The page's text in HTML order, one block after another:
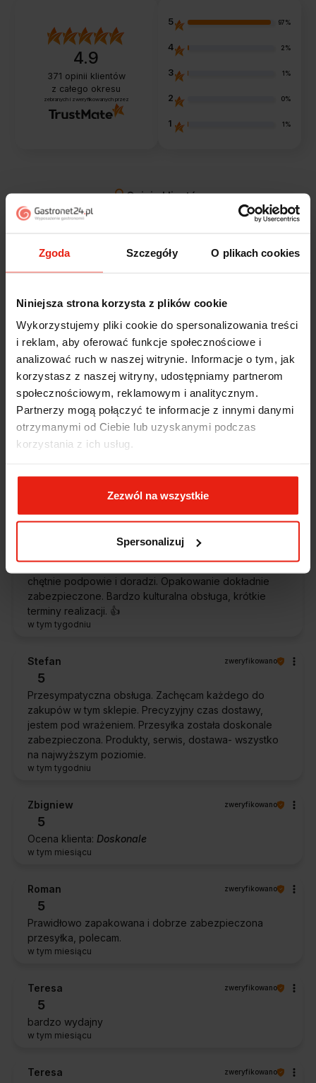
Zgoda Szczegóły O plikach cookies
Niniejsza strona korzysta z plików cookie
Wykorzystujemy pliki cookie do spersonalizowania treści
i reklam, aby oferować funkcje społecznościowe i
analizować ruch w naszej witrynie. Informacje o tym, jak
korzystasz z naszej witryny, udostępniamy partnerom
społecznościowym, reklamowym i analitycznym.
Partnerzy mogą połączyć te informacje z innymi danymi
otrzymanymi od Ciebie lub uzyskanymi podczas
korzystania z ich usług.
Zezwól na wszystkie
Spersonalizuj
4.9
371 opinii klientów
z całego okresu
zebranych i zweryfikowanych przez
5 97%
4 2%
3 1%
2 0%
1 1%
Opinie klientów
5
Jestem zaskoczona, że ta paczka dotarła do mnie tak
szybko. Paczka dotarła cała i zdrowa. Szybko,
sprawnie, bez problemów. Bardzo pomocna obsługa
dzisiaj
Magdalena zweryfikowano
5
Ekspresowa realizacja zamówienia. Towar zgodny z
Ekspresowa dostawa, super. Obsługa bardzo pomocna,
chętnie podpowie i doradzi. Opakowanie dokładnie
zabezpieczone. Bardzo kulturalna obsługa, krótkie
terminy realizacji. 👍️
w tym tygodniu
Stefan zweryfikowano
5
Przesympatyczna obsługa. Zachęcam każdego do
zakupów w tym sklepie. Precyzyjny czas dostawy,
jestem pod wrażeniem. Przesyłka została doskonale
zabezpieczona. Produkty, serwis, dostawa- wszystko
na najwyższym poziomie.
w tym tygodniu
Zbigniew zweryfikowano
5
Ocena klienta: Doskonale
w tym miesiącu
Roman zweryfikowano
5
Prawidłowo zapakowana i dobrze zabezpieczona
przesyłka, polecam.
w tym miesiącu
Teresa zweryfikowano
5
bardzo wydajny
w tym miesiącu
Teresa zweryfikowano